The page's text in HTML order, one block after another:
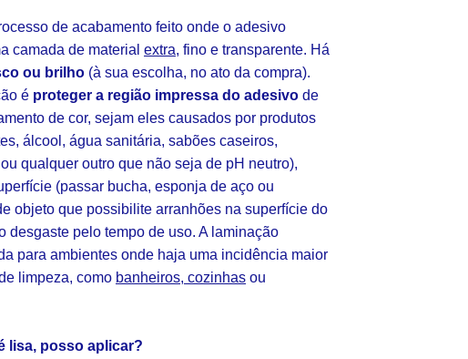
de acabamento feito onde o adesivo
camada de material extra, fino e transparente. Há
ou brilho (à sua escolha, no ato da compra).
é proteger a região impressa do adesivo de
de cor, sejam eles causados por produtos
álcool, água sanitária, sabões caseiros,
qualquer outro que não seja de pH neutro),
(passar bucha, esponja de aço ou
objeto que possibilite arranhões na superfície do
desgaste pelo tempo de uso. A laminação
para ambientes onde haja uma incidência maior
limpeza, como banheiros, cozinhas ou
lisa, posso aplicar?